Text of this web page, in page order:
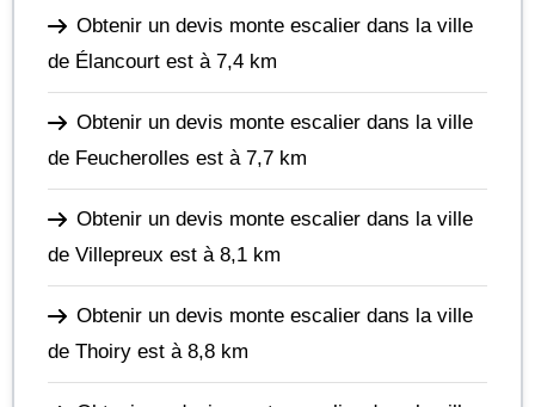
Obtenir un devis monte escalier dans la ville
de Élancourt est à 7,4 km
Obtenir un devis monte escalier dans la ville
de Feucherolles est à 7,7 km
Obtenir un devis monte escalier dans la ville
de Villepreux est à 8,1 km
Obtenir un devis monte escalier dans la ville
de Thoiry est à 8,8 km